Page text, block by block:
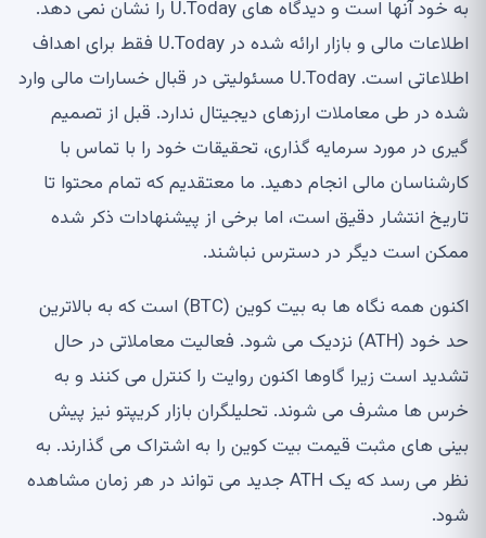
به خود آنها است و دیدگاه های U.Today را نشان نمی دهد.
اطلاعات مالی و بازار ارائه شده در U.Today فقط برای اهداف
اطلاعاتی است. U.Today مسئولیتی در قبال خسارات مالی وارد
شده در طی معاملات ارزهای دیجیتال ندارد. قبل از تصمیم
گیری در مورد سرمایه گذاری، تحقیقات خود را با تماس با
کارشناسان مالی انجام دهید. ما معتقدیم که تمام محتوا تا
تاریخ انتشار دقیق است، اما برخی از پیشنهادات ذکر شده
ممکن است دیگر در دسترس نباشند.
اکنون همه نگاه ها به بیت کوین (BTC) است که به بالاترین
حد خود (ATH) نزدیک می شود. فعالیت معاملاتی در حال
تشدید است زیرا گاوها اکنون روایت را کنترل می کنند و به
خرس ها مشرف می شوند. تحلیلگران بازار کریپتو نیز پیش
بینی های مثبت قیمت بیت کوین را به اشتراک می گذارند. به
نظر می رسد که یک ATH جدید می تواند در هر زمان مشاهده
شود.